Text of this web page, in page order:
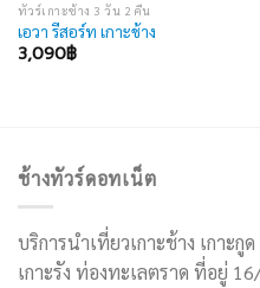
ทัวร์เกาะช้าง 3 วัน 2 คืน
เอวา รีสอร์ท เกาะช้าง
3,090฿
ช้างทัวร์ดอทเน็ต
บริการนำเที่ยวเกาะช้าง เกาะกู
เกาะรัง ท่องทะเลตราด ที่อยู่